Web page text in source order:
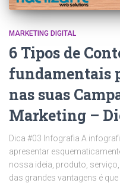
MARKETING DIGITAL
6 Tipos de
fundamentais
nas suas
Marketing –
Dica #03 Infografia A
apresentar
nossa ideia, produto,
das grandes vantagens é